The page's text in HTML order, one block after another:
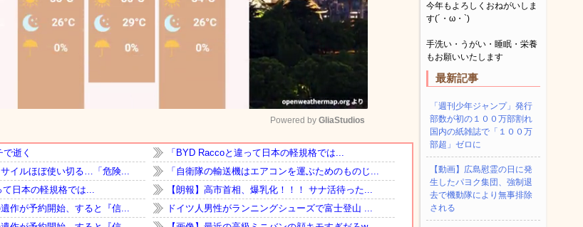
Mute
Powered by GliaStudios
今年もよろしくおねがいしま
す(´・ω・`)
手洗い・うがい・睡眠・栄養
もお願いいたします
最新記事
「週刊少年ジャンプ」発行
部数が初の１００万部割れ
国内の紙雑誌で「１００万
部超」ゼロに
【動画】広島慰霊の日に発
生したパヨク集団、強制退
去で機動隊により無事排除
される